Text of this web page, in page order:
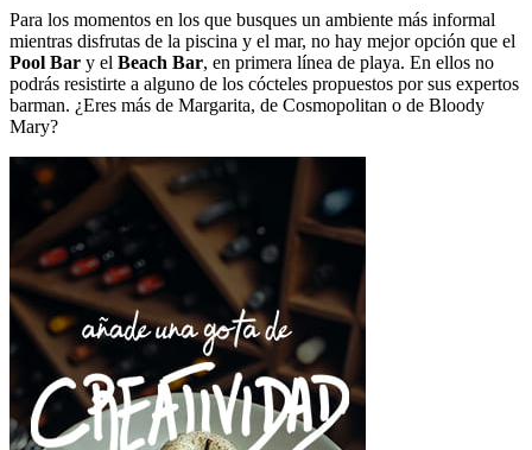
Para los momentos en los que busques un ambiente más informal
mientras disfrutas de la piscina y el mar, no hay mejor opción que el
Pool Bar y el Beach Bar, en primera línea de playa. En ellos no
podrás resistirte a alguno de los cócteles propuestos por sus expertos
barman. ¿Eres más de Margarita, de Cosmopolitan o de Bloody
Mary?